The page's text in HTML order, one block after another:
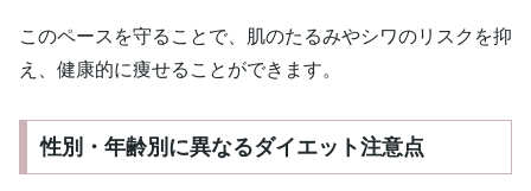
このペースを守ることで、肌のたるみやシワのリスクを抑
え、健康的に痩せることができます。
性別・年齢別に異なるダイエット注意点